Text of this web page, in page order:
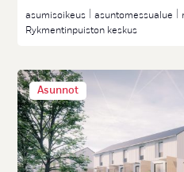
asumisoikeus asuntomessualue
Rykmentinpuiston keskus
Asunnot